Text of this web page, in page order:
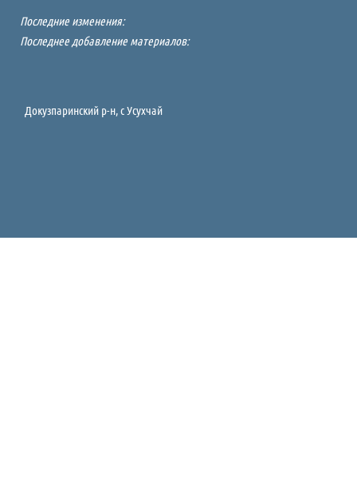
Последние изменения:
Последнее добавление материалов:
Докузпаринский р-н, c Усухчай